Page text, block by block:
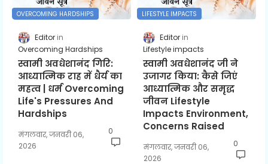
OVERCOMING HARDSHIPS
Editor
Overcoming Hardships
स्वामी अवधेशानंद गिरि:
आध्यात्मिक राह में धैर्य का
महत्व | धर्म Overcoming
Life's Pressures And
Hardships
मंगलवार, जनवरी 06,
2026
0
LIFESTYLE IMPACTS
Editor
Lifestyle impacts
स्वामी अवधेशानंद जी ने
उजागर किया: कैसे जिएं
आध्यात्मिक और समृद्ध
जीवन Lifestyle
Impacts Environment,
Concerns Raised
मंगलवार, जनवरी 06,
2026
0